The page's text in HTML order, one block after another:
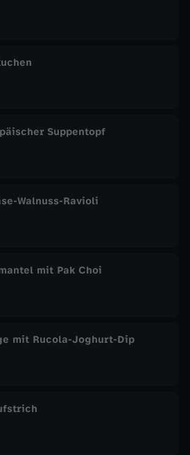
Suppentopf
Walnuss-Ravioli
mit Pak Choi
mit Rucola-Joghurt-Dip